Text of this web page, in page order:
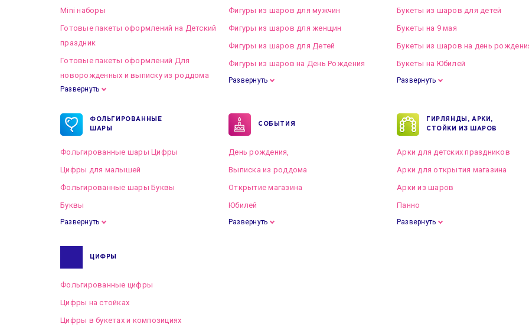
Mini наборы
Готовые пакеты оформлений на Детский
праздник
Готовые пакеты оформлений Для
новорожденных и выписку из роддома
Готовые пакеты оформлений на Свадьбу
Развернуть
Фигуры из шаров для мужчин
Фигуры из шаров для женщин
Фигуры из шаров для Детей
Фигуры из шаров на День Рождения
Развернуть
Букеты из шаров для детей
Букеты на 9 мая
Букеты из шаров на день
Букеты на Юбилей
Развернуть
ФОЛЬГИРОВАННЫЕ
ШАРЫ
Фольгированные шары Цифры
Цифры для малышей
Фольгированные шары Буквы
Буквы
Развернуть
СОБЫТИЯ
День рождения,
Выписка из роддома
Открытие магазина
Юбилей
Развернуть
ГИРЛЯНДЫ, АРКИ,
СТОЙКИ ИЗ ШАРОВ
Арки для детских праздников
Арки для открытия магазина
Арки из шаров
Панно
Развернуть
ЦИФРЫ
Фольгированные цифры
Цифры на стойках
Цифры в букетах и композициях